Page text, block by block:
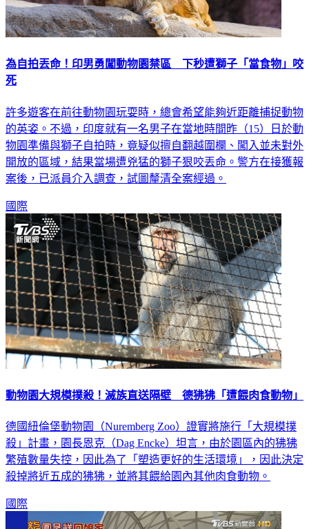
為自拍丟命！印男勇闖動物園禁區 下秒遭獅子「當食物」咬
死
許多遊客在前往動物園玩耍時，總會希望能夠近距離捕捉動物
的英姿。不過，印度就有一名男子在當地時間昨（15）日於動
物園準備與獅子自拍時，竟疑似擅自翻越圍欄、闖入並未對外
開放的區域，結果當場遭兇猛的獅子狠咬丟命。警方在接獲報
案後，已派員介入調查，試圖釐清全案經過。
國際
動物園大規模撲殺！滅族直送隔壁 德狒狒「遭餵肉食動物」
德國紐倫堡動物園（Nuremberg Zoo）證實將施行「大規模撲
殺」計畫，園長恩克（Dag Encke）坦言，由於園區內的狒狒
繁殖數量失控，因此為了「塑造更好的生活環境」，因此決定
殺掉將近五成的狒狒，並將其餵給園內其他肉食動物。
國際